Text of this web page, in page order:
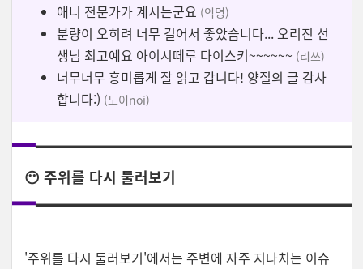
애니 전문가가 계시는군요 (익명)
분량이 오히려 너무 길어서 좋았습니다... 오리진 선
생님 최고예요 아이시떼루 다이스키~~~~~~ (리쓰)
너무너무 흥미롭게 잘 읽고 갑니다! 양질의 글 감사
합니다:) (노이noi)
😶 주위를 다시 둘러보기
'주위를 다시 둘러보기'에서는 주변에 자주 지나치는 이슈